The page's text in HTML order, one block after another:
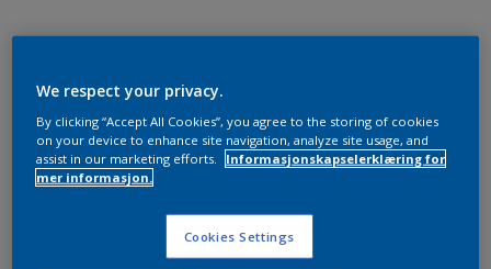
We respect your privacy.
By clicking “Accept All Cookies”, you agree to the storing of cookies
on your device to enhance site navigation, analyze site usage, and
assist in our marketing efforts.
Informasjonskapselerklæring for
mer informasjon.
Cookies Settings